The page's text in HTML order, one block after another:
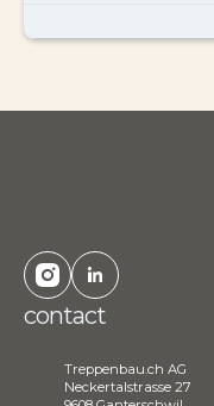
contact
Treppenbau.ch AG
Neckertalstrasse 27